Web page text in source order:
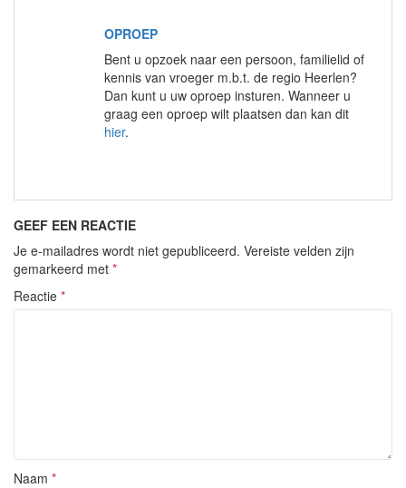
OPROEP
Bent u opzoek naar een persoon, familielid of
kennis van vroeger m.b.t. de regio Heerlen?
Dan kunt u uw oproep insturen. Wanneer u
graag een oproep wilt plaatsen dan kan dit
hier.
GEEF EEN REACTIE
Je e-mailadres wordt niet gepubliceerd. Vereiste velden zijn
gemarkeerd met *
Reactie *
Naam *